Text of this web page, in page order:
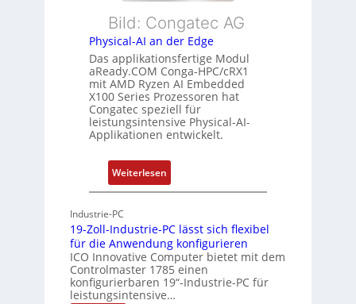
ü
b
e
r
w
a
c
h
u
n
g
i
s
t
u
n
g
e
E
t
h
e
r
c
a
t
-
A
c
h
i
t
e
Bild: Congatec AG
Physical-AI an der Edge
Das applikationsfertige Modul
aReady.COM Conga-HPC/cRX1
mit AMD Ryzen AI Embedded
X100 Series Prozessoren hat
Congatec speziell für
leistungsintensive Physical-AI-
Applikationen entwickelt.
Weiterlesen:
P
s
i
c
a
Industrie-PC
19-Zoll-Industrie-PC lässt sich flexibel
für die Anwendung konfigurieren
ICO Innovative Computer bietet mit dem
Controlmaster 1785 einen
konfigurierbaren 19“-Industrie-PC für
leistungsintensive…